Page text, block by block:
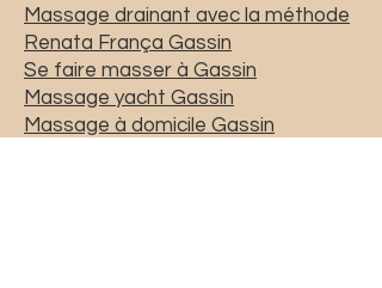
Massage drainant avec la méthode
Renata França Gassin
Se faire masser à Gassin
Massage yacht Gassin
Massage à domicile Gassin